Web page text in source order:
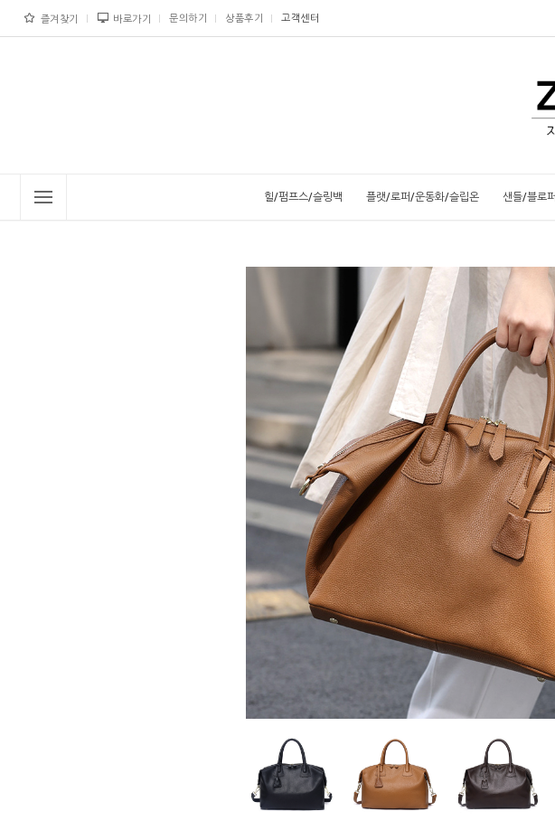
즐겨찾기 바로가기 문의하기 상품후기 고객센터
힐/펌프스/슬링백 플랫/로퍼/운동화/슬립온 샌들/블로